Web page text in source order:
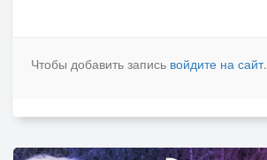
Чтобы добавить запись войдите на сайт.